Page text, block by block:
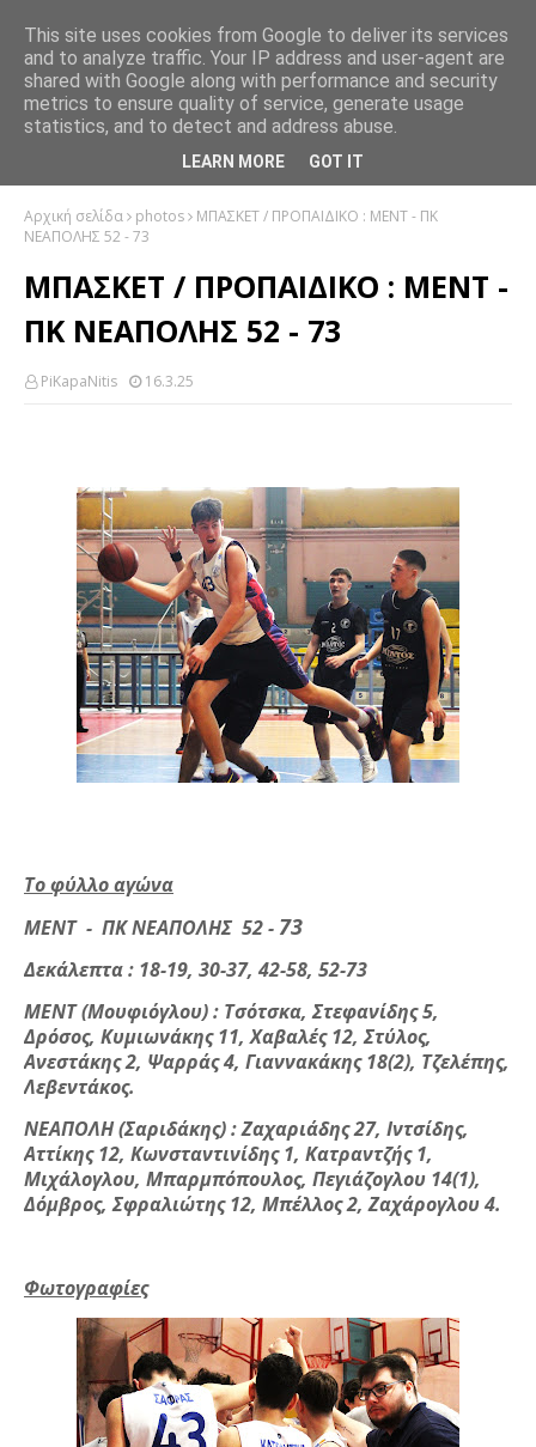
Αρχική σελίδα photos
ΜΠΑΣΚΕΤ / ΠΡΟΠΑΙΔΙΚΟ : ΜΕΝΤ - ΠΚ
ΝΕΑΠΟΛΗΣ 52 - 73
ΜΠΑΣΚΕΤ / ΠΡΟΠΑΙΔΙΚΟ : ΜΕΝΤ -
ΠΚ ΝΕΑΠΟΛΗΣ 52 - 73
PiKapaNitis 16.3.25
Το φύλλο αγώνα
ΜΕΝΤ - ΠΚ ΝΕΑΠΟΛΗΣ 52 - 73
Δεκάλεπτα : 18-19, 30-37, 42-58, 52-73
ΜΕΝΤ (Μουφιόγλου) : Τσότσκα, Στεφανίδης 5,
Δρόσος, Κυμιωνάκης 11, Χαβαλές 12, Στύλος,
Ανεστάκης 2, Ψαρράς 4, Γιαννακάκης 18(2), Τζελέπης,
Λεβεντάκος.
ΝΕΑΠΟΛΗ (Σαριδάκης) : Ζαχαριάδης 27, Ιντσίδης,
Αττίκης 12, Κωνσταντινίδης 1, Κατραντζής 1,
Μιχάλογλου, Μπαρμπόπουλος, Πεγιάζογλου 14(1),
Δόμβρος, Σφραλιώτης 12, Μπέλλος 2, Ζαχάρογλου 4.
Φωτογραφίες
This site uses cookies from Google to deliver its services
and to analyze traffic. Your IP address and user-agent are
shared with Google along with performance and security
metrics to ensure quality of service, generate usage
statistics, and to detect and address abuse.
LEARN MORE GOT IT